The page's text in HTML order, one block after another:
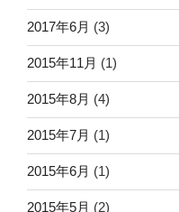
2017年6月 (3)
2015年11月 (1)
2015年8月 (4)
2015年7月 (1)
2015年6月 (1)
2015年5月 (2)